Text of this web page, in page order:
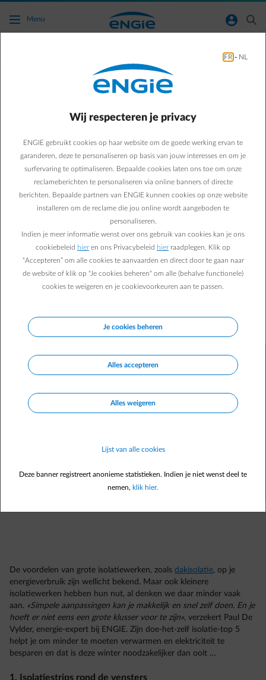
Ga naar de hoofdinhoud
Menu normal-account-circle search
Isolatie
Klaar voor de winter met
5 eenvoudige
isolatiewerken
Paul D.
Energie-expert bij ENGIE
10/10/2018·3 min
minder te moeten verwarmen. Maar er zijn andere
energiebesparingen realiseren.
De voordelen van grote isolatiewerken, zoals dakisolatie, op je
energieverbruik zijn wellicht bekend. Maar ook kleinere
isolatiewerken hebben hun nut, al denken we daar minder vaak
aan. «Simpele aanpassingen kan je makkelijk en snel zelf doen. En je
hoeft er niet eens een grote klusser voor te zijn», verzekert Paul De
Vylder, energie-expert bij ENGIE. Zijn doe-het-zelf isolatie-top 5
helpt je om minder te moeten verwarmen en elektriciteit te
besparen en dat is deze winter noodzakelijker dan ooit …
1. Isolatiestrips rond de vensters
FR - NL
Wij respecteren je privacy
ENGIE gebruikt cookies op haar website om de goede werking ervan te
garanderen, deze te personaliseren op basis van jouw interesses en om je
surfervaring te optimaliseren. Bepaalde cookies laten ons toe om onze
reclameberichten te personaliseren via online banners of directe
berichten. Bepaalde partners van ENGIE kunnen cookies op onze website
installeren om de reclame die jou online wordt aangeboden te
personaliseren.
Indien je meer informatie wenst over ons gebruik van cookies kan je ons
cookiebeleid hier en ons Privacybeleid hier raadplegen. Klik op
“Accepteren” om alle cookies te aanvaarden en direct door te gaan naar
de website of klik op "Je cookies beheren" om alle (behalve functionele)
cookies te weigeren en je cookievoorkeuren aan te passen.
Je cookies beheren
Alles accepteren
Alles weigeren
Lijst van alle cookies
Deze banner registreert anonieme statistieken. Indien je niet wenst deel te
nemen, klik hier.